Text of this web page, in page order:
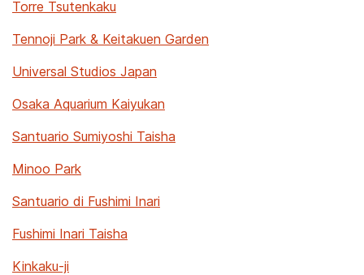
Torre Tsutenkaku
Tennoji Park & Keitakuen Garden
Universal Studios Japan
Osaka Aquarium Kaiyukan
Santuario Sumiyoshi Taisha
Minoo Park
Santuario di Fushimi Inari
Fushimi Inari Taisha
Kinkaku-ji